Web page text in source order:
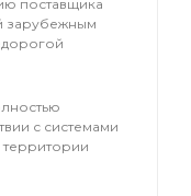
поставщика
зарубежным
с системами